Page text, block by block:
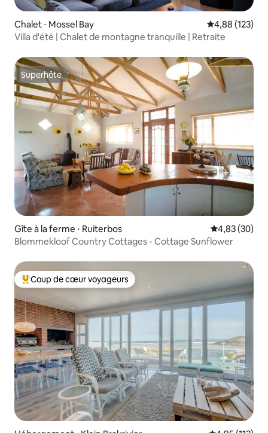
Chalet ⋅ Mossel Bay Évaluation
4,88 (123)
Villa d'été | Chalet de montagne tranquille | Retraite
Superhôte
Superhôte
Gîte à la ferme ⋅ Ruiterbos Évaluation
4,83 (30)
Blommekloof Country Cottages - Cottage Sunflower
Coups de cœur voyageurs les plus appréciés
Coup de cœur voyageurs